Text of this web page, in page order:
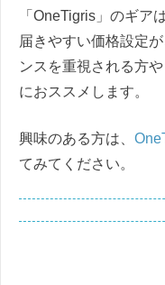
「OneTigris」のギア
届きやすい価格設定
ンスを重視される方
におススメします。
興味のある方は、
てみてください。